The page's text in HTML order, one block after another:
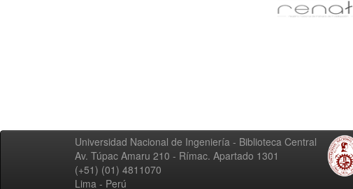
Universidad Nacional de Ingeniería - Biblioteca Central
Av. Túpac Amaru 210 - Rímac. Apartado 1301
(+51) (01) 4811070
Lima - Perú